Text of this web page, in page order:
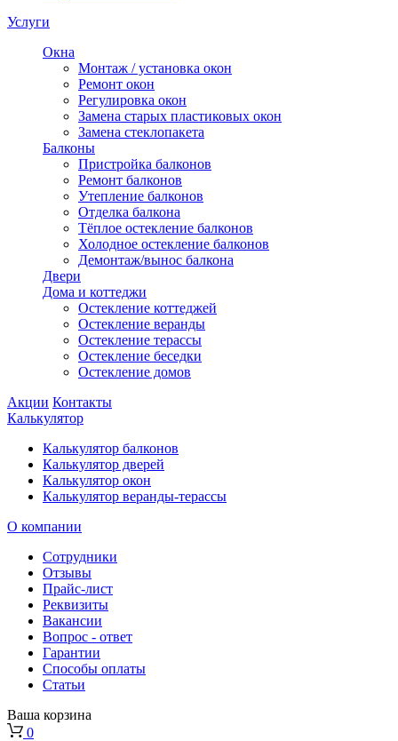
Услуги
Окна
Монтаж / установка окон
Ремонт окон
Регулировка окон
Замена старых пластиковых окон
Замена стеклопакета
Балконы
Пристройка балконов
Ремонт балконов
Утепление балконов
Отделка балкона
Тёплое остекление балконов
Холодное остекление балконов
Демонтаж/вынос балкона
Двери
Дома и коттеджи
Остекление коттеджей
Остекление веранды
Остекление терассы
Остекление беседки
Остекление домов
Акции Контакты
Калькулятор
Калькулятор балконов
Калькулятор дверей
Калькулятор окон
Калькулятор веранды-терассы
О компании
Сотрудники
Отзывы
Прайс-лист
Реквизиты
Вакансии
Вопрос - ответ
Гарантии
Способы оплаты
Статьи
Ваша корзина
0